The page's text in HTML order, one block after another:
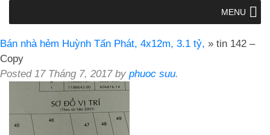
MENU
Bán nhà hẻm Huỳnh Tấn Phát, 4x12m, 3.1 tỷ, » tin 142 –
Copy
Posted 17 Tháng 7, 2017by phuoc suu.